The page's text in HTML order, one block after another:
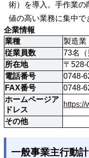
術）を導入。手作業の
値の高い業務に集中で
企業情報
業種
製造業
従業員数
73名（
所在地
〒528-
電話番号
0748-
FAX番号
0748-
ホームページア
ドレス
https://
その他
一般事業主行動